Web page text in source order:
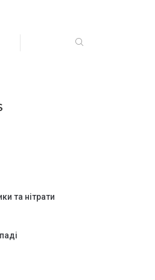
та нітрати